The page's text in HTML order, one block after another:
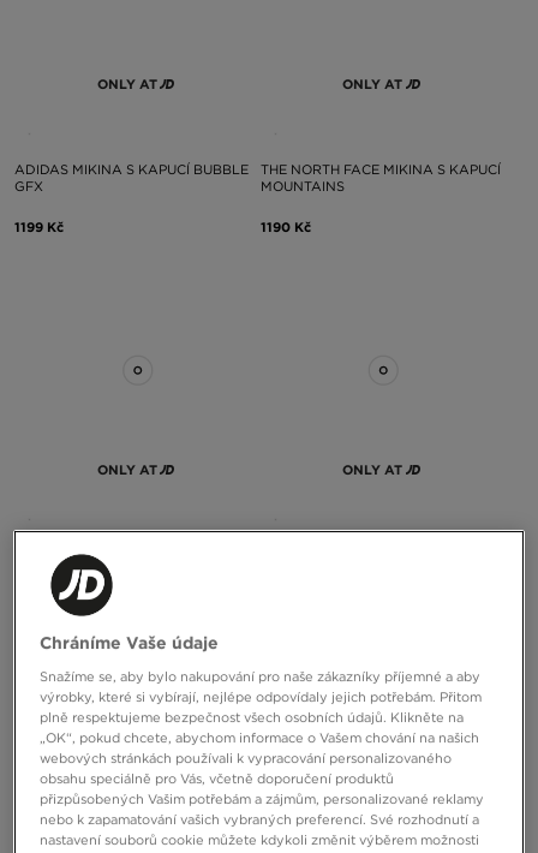
ONLY AT
ADIDAS MIKINA S KAPUCÍ BUBBLE
GFX
1199 Kč
ONLY AT
THE NORTH FACE MIKINA S KAPUCÍ
MOUNTAINS
1190 Kč
ONLY AT
MCKENZIE MIKINA S KAPUCÍ
ROCCO QZ TT
590 Kč
ONLY AT
Chráníme Vaše údaje
Snažíme se, aby bylo nakupování pro naše zákazníky příjemné a aby
výrobky, které si vybírají, nejlépe odpovídaly jejich potřebám. Přitom
plně respektujeme bezpečnost všech osobních údajů. Klikněte na
„OK“, pokud chcete, abychom informace o Vašem chování na našich
webových stránkách používali k vypracování personalizovaného
obsahu speciálně pro Vás, včetně doporučení produktů
přizpůsobených Vašim potřebám a zájmům, personalizované reklamy
nebo k zapamatování vašich vybraných preferencí. Své rozhodnutí a
nastavení souborů cookie můžete kdykoli změnit výběrem možnosti